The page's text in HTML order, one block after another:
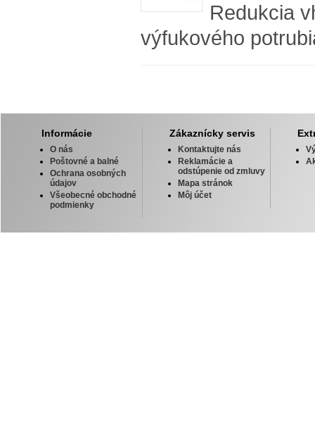
Redukcia
výfukového
Informácie
O nás
Poštovné a balné
Ochrana osobných
údajov
Všeobecné obchodné
podmienky
Zákaznícky servis
Kontaktujte nás
Reklamácie a
odstúpenie od zmluvy
Mapa stránok
Môj účet